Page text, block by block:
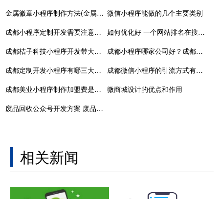
金属徽章小程序制作方法(金属徽章制作秘籍) 微信小程序能做的几个主要类别
成都小程序定制开发需要注意的事项
如何优化好 一个网站排名在搜索引擎首页
成都桔子科技小程序开发带大家来聊聊如何开发一个答题类小程序
成都小程序哪家公司好？成都专业小程序开发公司
成都定制开发小程序有哪三大骗局？
成都微信小程序的引流方式有很多种
成都美业小程序制作加盟费是多少？了解加盟细节，开启你的美业创业之路
微商城设计的优点和作用
废品回收公众号开发方案 废品回收上门预约公众号开发
相关新闻